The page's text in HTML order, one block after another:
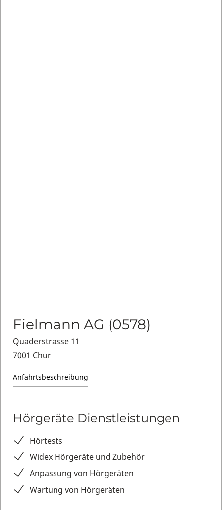
Fielmann AG (0578)
Quaderstrasse 11
7001 Chur
Anfahrtsbeschreibung
Hörgeräte Dienstleistungen
Hörtests
Widex Hörgeräte und Zubehör
Anpassung von Hörgeräten
Wartung von Hörgeräten